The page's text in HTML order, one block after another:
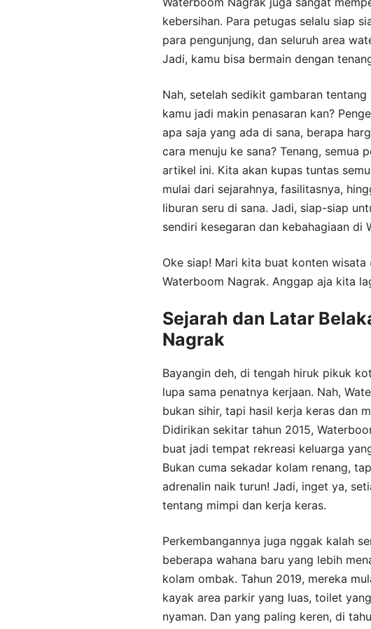
kebersihan. Para petugas selalu siap
para pengunjung, dan seluruh area
Jadi, kamu bisa bermain dengan
Nah, setelah sedikit gambaran
kamu jadi makin penasaran kan?
apa saja yang ada di sana, berapa
cara menuju ke sana? Tenang, semua
artikel ini. Kita akan kupas tuntas
mulai dari sejarahnya, fasilitasnya,
liburan seru di sana. Jadi, siap-siap
sendiri kesegaran dan kebahagiaan di
Oke siap! Mari kita buat konten wisata
Waterboom Nagrak. Anggap aja kita
Sejarah dan Latar
Nagrak
Bayangin deh, di tengah hiruk pikuk
lupa sama penatnya kerjaan. Nah,
bukan sihir, tapi hasil kerja keras dan
Didirikan sekitar tahun 2015,
buat jadi tempat rekreasi keluarga
Bukan cuma sekadar kolam renang,
adrenalin naik turun! Jadi, inget ya,
tentang mimpi dan kerja keras.
Perkembangannya juga nggak kalah
beberapa wahana baru yang lebih
kolam ombak. Tahun 2019, mereka
kayak area parkir yang luas, toilet
nyaman. Dan yang paling keren, di